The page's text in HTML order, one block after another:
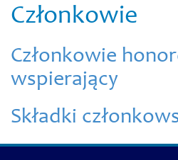
Członkowie
Członkowie
wspierający
Składki